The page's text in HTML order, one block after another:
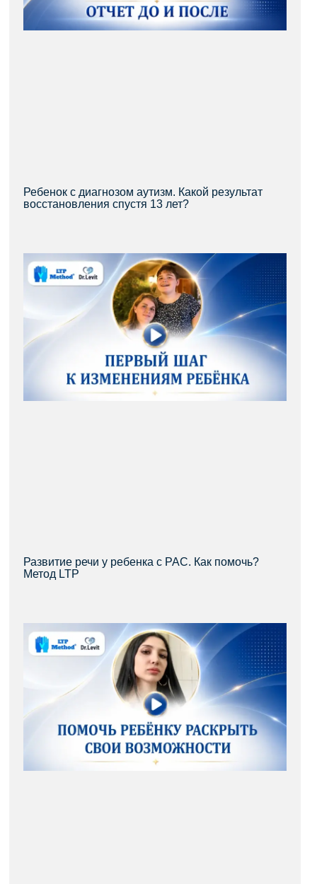
Ребенок с диагнозом аутизм. Какой результат
восстановления спустя 13 лет?
Развитие речи у ребенка с РАС. Как помочь?
Метод LTP